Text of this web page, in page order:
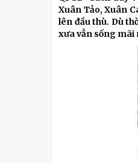
Xuân Tảo, Xuân
lên đầu thù. Dù
xưa vẫn sống mãi